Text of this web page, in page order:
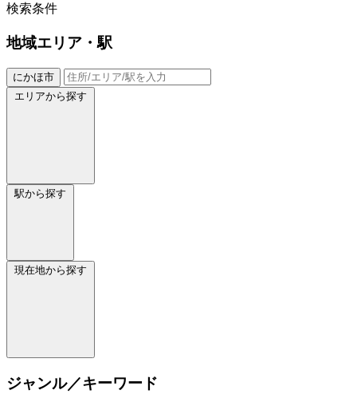
検索条件
地域エリア・駅
にかほ市
エリアから探す
駅から探す
現在地から探す
ジャンル／キーワード